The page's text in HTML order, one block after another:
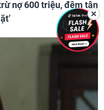
nợ 600 triệu, đêm tân
✕